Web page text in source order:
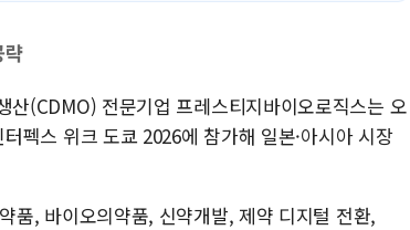
략
(CDMO) 전문기업 프레스티지바이오로직스는 오
펙스 위크 도쿄 2026에 참가해 일본·아시아 시장
품, 바이오의약품, 신약개발, 제약 디지털 전환,